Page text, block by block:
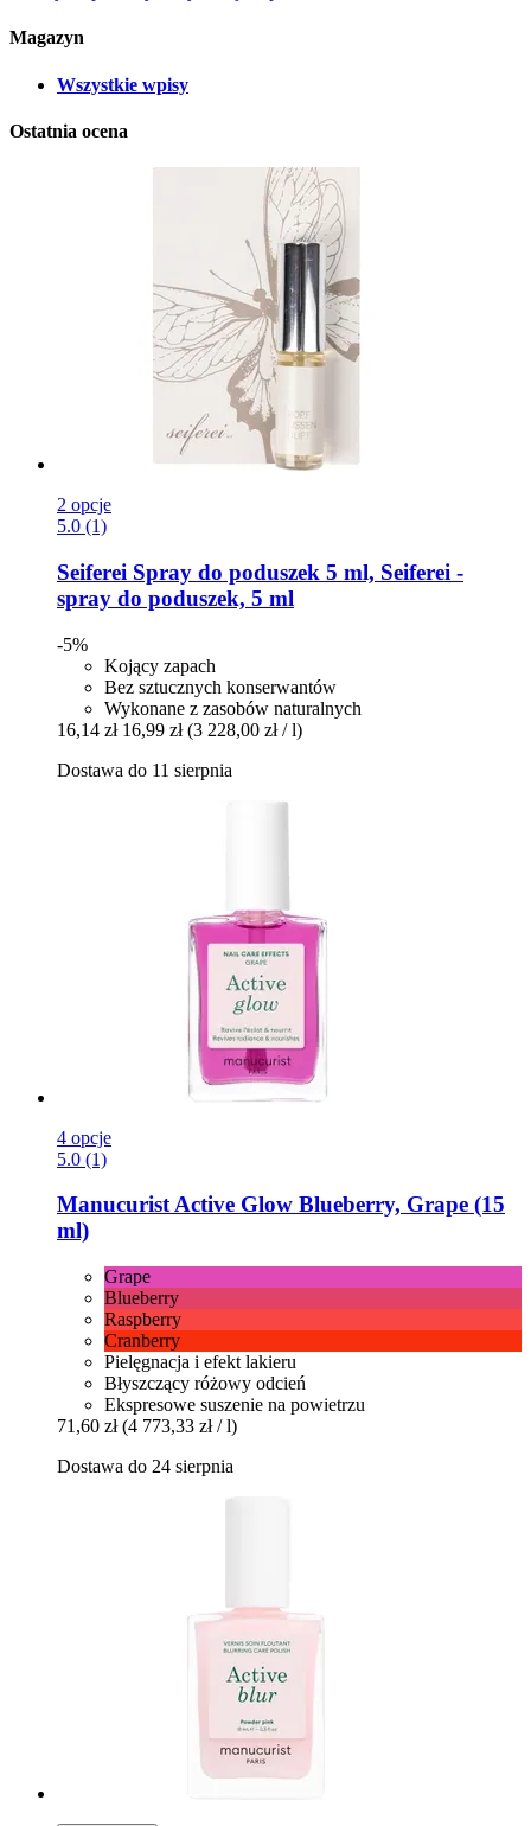
Magazyn
Wszystkie wpisy
Ostatnia ocena
2 opcje
5.0 (1)
Seiferei Spray do poduszek 5 ml, Seiferei -​
spray do poduszek, 5 ml
-5%
Kojący zapach
Bez sztucznych konserwantów
Wykonane z zasobów naturalnych
16,14 zł 16,99 zł (3 228,00 zł / l)
Dostawa do 11 sierpnia
4 opcje
5.0 (1)
ManucuristActive Glow Blueberry, Grape (15
ml)
Grape
Blueberry
Raspberry
Cranberry
Pielęgnacja i efekt lakieru
Błyszczący różowy odcień
Ekspresowe suszenie na powietrzu
71,60 zł (4 773,33 zł / l)
Dostawa do 24 sierpnia